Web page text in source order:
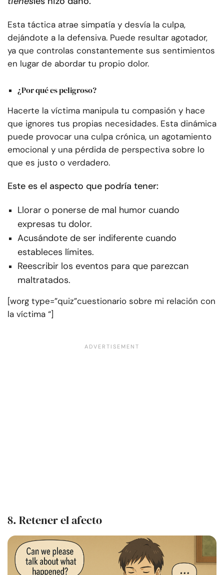
Esta táctica atrae simpatía y desvía la culpa,
dejándote a la defensiva. Puede resultar agotador,
ya que controlas constantemente sus sentimientos
en lugar de abordar tu propio dolor.
¿Por qué es peligroso?
Hacerte la víctima manipula tu compasión y hace
que ignores tus propias necesidades. Esta dinámica
puede provocar una culpa crónica, un agotamiento
emocional y una pérdida de perspectiva sobre lo
que es justo o verdadero.
Este es el aspecto que podría tener:
Llorar o ponerse de mal humor cuando
expresas tu dolor.
Acusándote de ser indiferente cuando
estableces límites.
Reescribir los eventos para que parezcan
maltratados.
[worg type=”quiz”cuestionario sobre mi relación con
la víctima “]
8. Retener el afecto